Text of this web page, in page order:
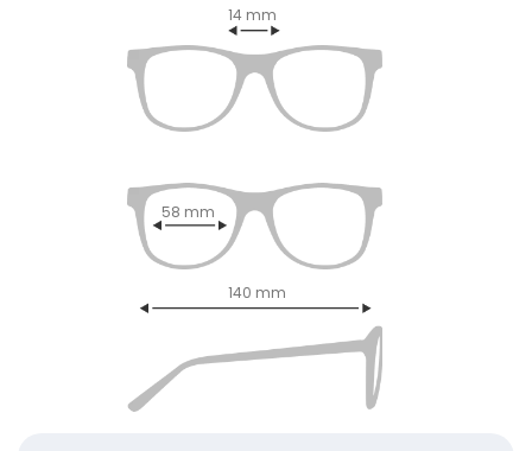
14 mm
58 mm
140 mm